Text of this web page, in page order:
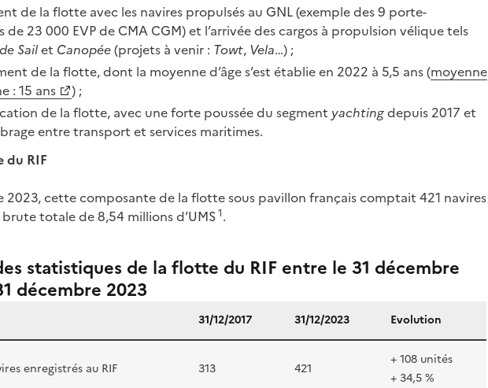
de la flotte avec les navires propulsés au GNL (exemple des 9 porte-
de 23 000 EVP de CMA CGM) et l’arrivée des cargos à propulsion vélique tels
Sailet Canopée(projets à venir : Towt, Vela…) ;
de la flotte, dont la moyenne d’âge s’est établie en 2022 à 5,5 ans (moyenne
: 15 ans
) ;
de la flotte, avec une forte poussée du segment yachtingdepuis 2017 et
entre transport et services maritimes.
du RIF
2023, cette composante de la flotte sous pavillon français comptait 421 navires
totale de 8,54 millions d’UMS1.
statistiques de la flotte du RIF entre le 31 décembre
décembre 2023
31/12/2017 31/12/2023 Evolution
enregistrés au RIF 313 421
+ 108 unités
+ 34,5 %